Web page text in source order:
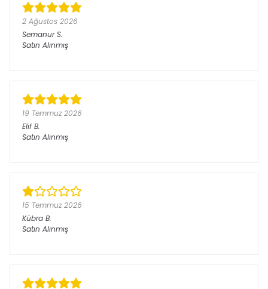
2 Ağustos 2026
Semanur S.
Satın Alınmış
19 Temmuz 2026
Elif B.
Satın Alınmış
15 Temmuz 2026
Kübra B.
Satın Alınmış